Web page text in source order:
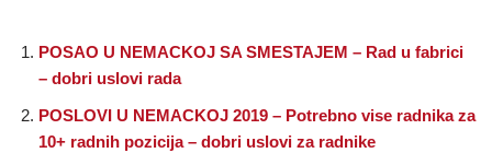
POSAO U NEMACKOJ SA SMESTAJEM – Rad u fabrici
– dobri uslovi rada
POSLOVI U NEMACKOJ 2019 – Potrebno vise radnika za
10+ radnih pozicija – dobri uslovi za radnike